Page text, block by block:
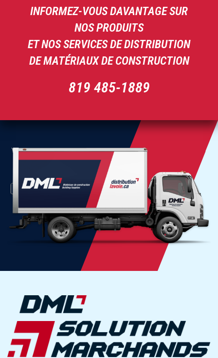
INFORMEZ-VOUS DAVANTAGE SUR
NOS PRODUITS
ET NOS SERVICES DE DISTRIBUTION
DE MATÉRIAUX DE CONSTRUCTION
819 485-1889